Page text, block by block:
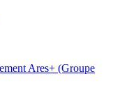
Ares+ (Groupe